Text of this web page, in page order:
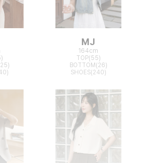
MJ
164cm
TOP(55)
BOTTOM(26)
SHOES(240)